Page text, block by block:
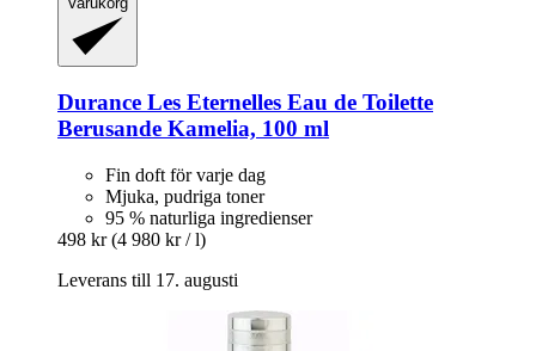
Durance Les Eternelles Eau de Toilette
Berusande Kamelia, 100 ml
Fin doft för varje dag
Mjuka, pudriga toner
95 % naturliga ingredienser
498 kr (4 980 kr / l)
Leverans till 17. augusti